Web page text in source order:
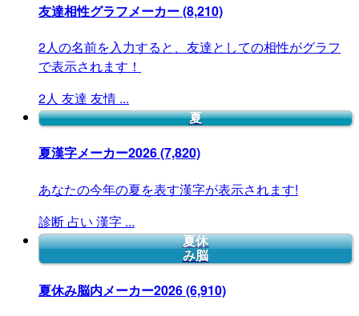
友達相性グラフメーカー(8,210)
2人の名前を入力すると、友達としての相性がグラフ
で表示されます！
2人 友達 友情 ...
夏
夏漢字メーカー2026(7,820)
あなたの今年の夏を表す漢字が表示されます!
診断 占い 漢字 ...
夏休
み脳
夏休み脳内メーカー2026(6,910)